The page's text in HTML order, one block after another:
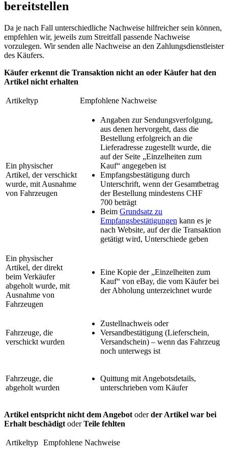
bereitstellen
Da je nach Fall unterschiedliche Nachweise hilfreicher sein können,
empfehlen wir, jeweils zum Streitfall passende Nachweise
vorzulegen. Wir senden alle Nachweise an den Zahlungsdienstleister
des Käufers.
Käufer erkennt die Transaktion nicht an oder Käufer hat den
Artikel nicht erhalten
Artikeltyp Empfohlene Nachweise
Ein physischer
Artikel, der verschickt
wurde, mit Ausnahme
von Fahrzeugen
Angaben zur Sendungsverfolgung,
aus denen hervorgeht, dass die
Bestellung erfolgreich an die
Lieferadresse zugestellt wurde, die
auf der Seite „Einzelheiten zum
Kauf“ angegeben ist
Empfangsbestätigung durch
Unterschrift, wenn der Gesamtbetrag
der Bestellung mindestens CHF
700 beträgt
Beim Grundsatz zu
Empfangsbestätigungen kann es je
nach Website, auf der die Transaktion
getätigt wird, Unterschiede geben
Ein physischer
Artikel, der direkt
beim Verkäufer
abgeholt wurde, mit
Ausnahme von
Fahrzeugen
Eine Kopie der „Einzelheiten zum
Kauf“ von eBay, die vom Käufer bei
der Abholung unterzeichnet wurde
Fahrzeuge, die
verschickt wurden
Zustellnachweis oder
Versandbestätigung (Lieferschein,
Versandschein) – wenn das Fahrzeug
noch unterwegs ist
Fahrzeuge, die
abgeholt wurden
Quittung mit Angebotsdetails,
unterschrieben vom Käufer
Artikel entspricht nicht dem Angebot oderder Artikel war bei
Erhalt beschädigt oderTeile fehlten
Artikeltyp Empfohlene Nachweise